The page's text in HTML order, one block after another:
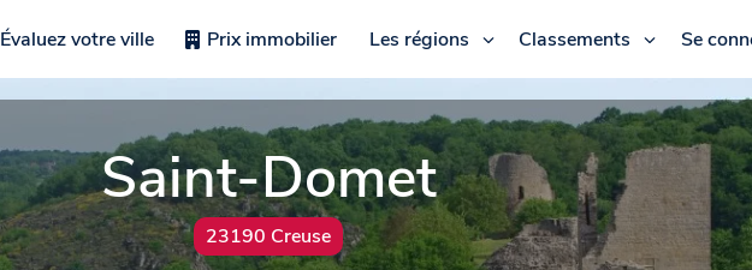
Évaluez votre ville Prix immobilier Les régions Classements Se
Saint-Domet
23190 Creuse